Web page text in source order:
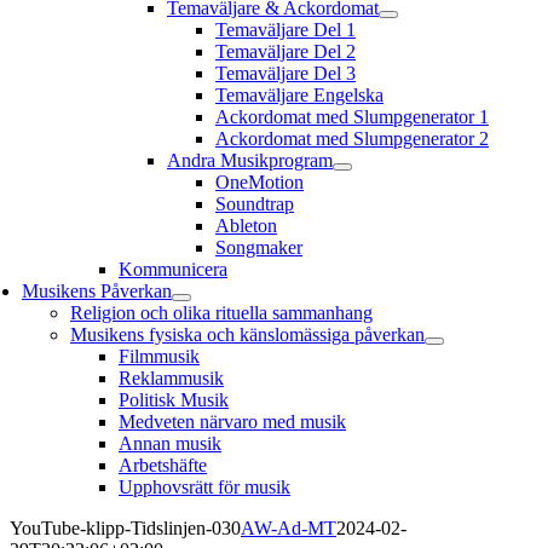
Temaväljare & Ackordomat
Temaväljare Del 1
Temaväljare Del 2
Temaväljare Del 3
Temaväljare Engelska
Ackordomat med Slumpgenerator 1
Ackordomat med Slumpgenerator 2
Andra Musikprogram
OneMotion
Soundtrap
Ableton
Songmaker
Kommunicera
Musikens Påverkan
Religion och olika rituella sammanhang
Musikens fysiska och känslomässiga påverkan
Filmmusik
Reklammusik
Politisk Musik
Medveten närvaro med musik
Annan musik
Arbetshäfte
Upphovsrätt för musik
YouTube-klipp-Tidslinjen-030AW-Ad-MT2024-02-